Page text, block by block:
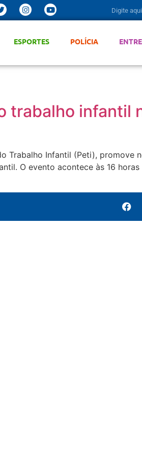
ESPORTES POLÍCIA
trabalho infantil
Trabalho Infantil (Peti), promove
O evento acontece às 16 horas